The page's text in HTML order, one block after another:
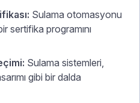
Sulama otomasyonu
sertifika programını
Sulama sistemleri,
gibi bir dalda